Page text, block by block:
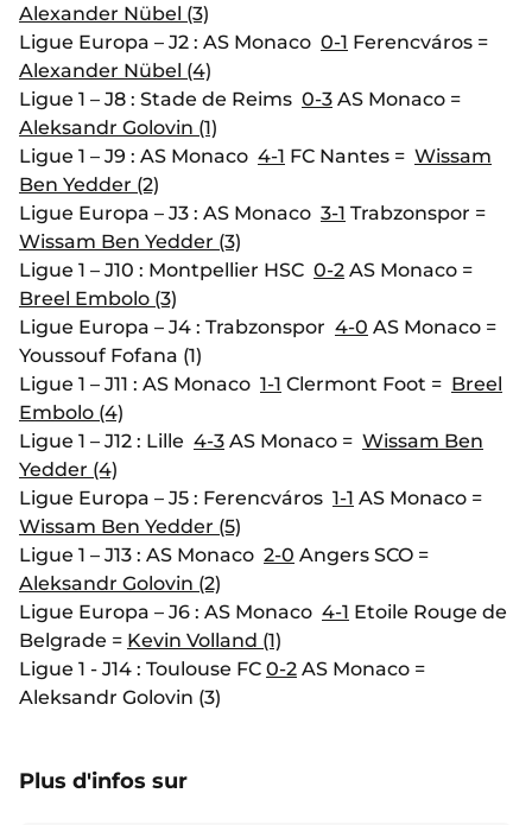
Alexander Nübel (3)
Ligue Europa – J2 : AS Monaco 0-1 Ferencváros =
Alexander Nübel (4)
Ligue 1 – J8 : Stade de Reims 0-3 AS Monaco =
Aleksandr Golovin (1)
Ligue 1 – J9 : AS Monaco 4-1 FC Nantes = Wissam
Ben Yedder (2)
Ligue Europa – J3 : AS Monaco 3-1 Trabzonspor =
Wissam Ben Yedder (3)
Ligue 1 – J10 : Montpellier HSC 0-2 AS Monaco =
Breel Embolo (3)
Ligue Europa – J4 : Trabzonspor 4-0 AS Monaco =
Youssouf Fofana (1)
Ligue 1 – J11 : AS Monaco 1-1 Clermont Foot = Breel
Embolo (4)
Ligue 1 – J12 : Lille 4-3 AS Monaco = Wissam Ben
Yedder (4)
Ligue Europa – J5 : Ferencváros 1-1 AS Monaco =
Wissam Ben Yedder (5)
Ligue 1 – J13 : AS Monaco 2-0 Angers SCO =
Aleksandr Golovin (2)
Ligue Europa – J6 : AS Monaco 4-1 Etoile Rouge de
Belgrade = Kevin Volland (1)
Ligue 1 - J14 : Toulouse FC 0-2 AS Monaco =
Aleksandr Golovin (3)
Plus d'infos sur